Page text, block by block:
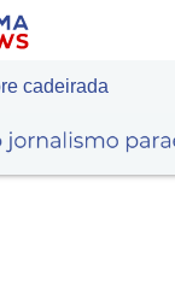
cadeirada